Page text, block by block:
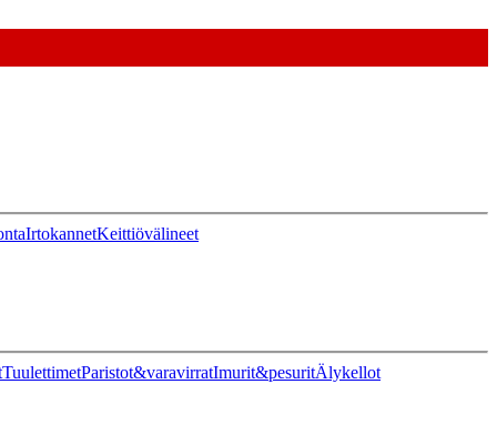
IrtokannetKeittiövälineet
TuulettimetParistot&varavirratImurit&pesuritÄlykellot